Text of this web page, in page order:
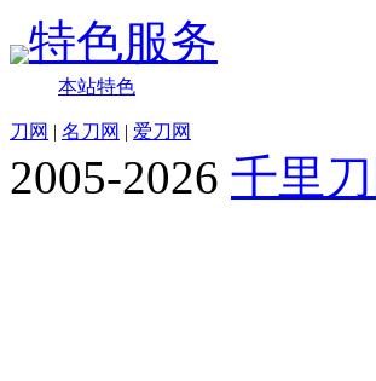
特色服务
本站特色
刀网 | 名刀网 | 爱刀网
2005-2026 千里